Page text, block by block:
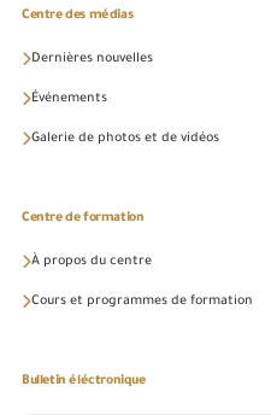
Centre des médias
Dernières nouvelles
Événements
Galerie de photos et de vidéos
Centre de formation
À propos du centre
Cours et programmes de formation
Bulletin éléctronique